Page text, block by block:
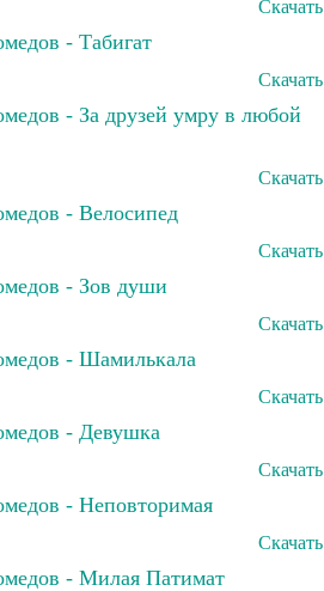
Скачать
- Табигат
Скачать
- За друзей умру в любой
Скачать
- Велосипед
Скачать
- Зов души
Скачать
- Шамилькала
Скачать
- Девушка
Скачать
- Неповторимая
Скачать
- Милая Патимат